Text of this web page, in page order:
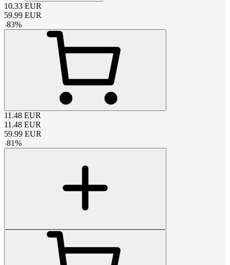
10.33 EUR
59.99 EUR
-83%
11.48 EUR
11.48 EUR
59.99 EUR
-81%